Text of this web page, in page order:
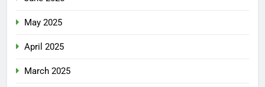
May 2025
April 2025
March 2025